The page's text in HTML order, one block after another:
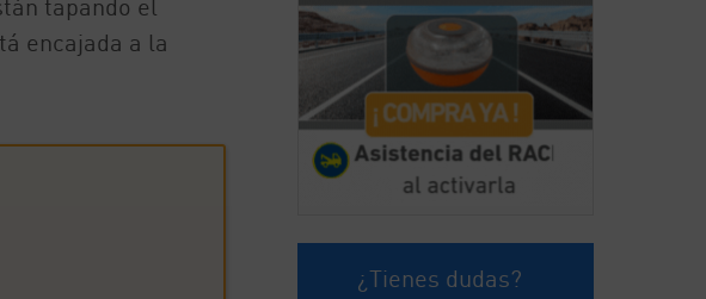
tapando el
encajada a la
¿Tienes dudas?